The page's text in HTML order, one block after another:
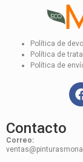
Política de
Política de
Política de
Contacto
Correo: